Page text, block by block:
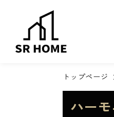
トップページ
ハー